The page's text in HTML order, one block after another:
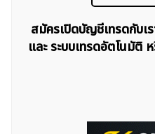
สมัครเปิดบัญชีเทรดกับเ
และ ระบบเทรดอัตโนมั